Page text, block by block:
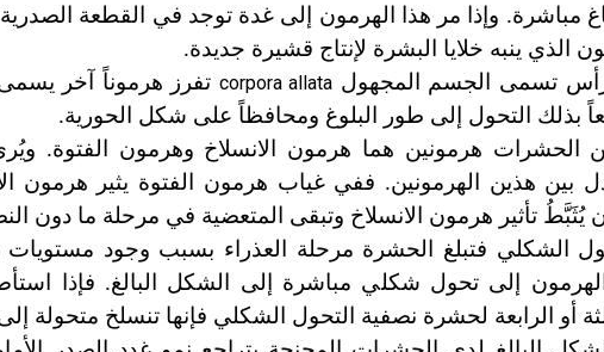
مباشرة. وإذا مر هذا الهرمون إلى غدة توجد في القطعة
الذي ينبه خلايا البشرة لإنتاج قشيرة جديدة.
تسمى الجسم المجهول corpora allata تفرز هرموناً آخر
بذلك التحول إلى طور البلوغ ومحافظاً على شكل الحورية.
الحشرات هرمونين هما هرمون الانسلاخ وهرمون الفتوة.
بين هذين الهرمونين. ففي غياب هرمون الفتوة يثير هرمون
يُثَبَّطُ تأثير هرمون الانسلاخ وتبقى المتعضية في مرحلة ما دون
الشكلي فتبلغ الحشرة مرحلة العذراء بسبب وجود
إلى تحول شكلي مباشرة إلى الشكل البالغ. فإذا
أو الرابعة لحشرة نصفية التحول الشكلي فإنها تنسلخ متحولة